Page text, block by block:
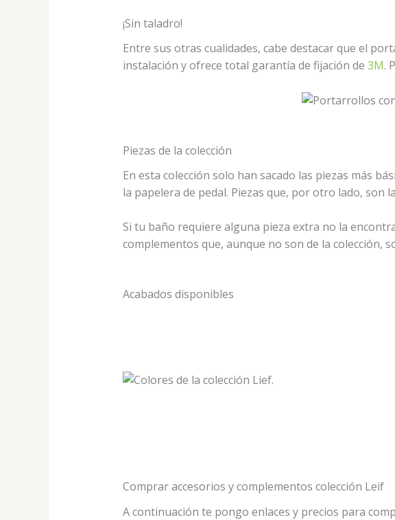
¡Sin taladro!
Entre sus otras cualidades, cabe destacar que el
instalación y ofrece total garantía de fijación de 3M.
Piezas de la colección
En esta colección solo han sacado las piezas más
la papelera de pedal. Piezas que, por otro lado, son
Si tu baño requiere alguna pieza extra no la
complementos que, aunque no son de la colección,
Acabados disponibles
Comprar accesorios y complementos colección Leif
A continuación te pongo enlaces y precios para